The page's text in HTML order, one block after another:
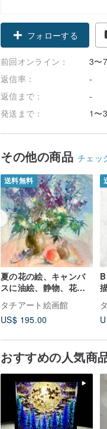
フォローする
前回オンライン：
3〜
返信率：
-
返信まで：
-
発送まで：
1〜
その他の商品 チェッ
送料無料
夏の花の絵、キャンバ
スに油絵、静物、花瓶
に青い草原の花。
タチアート絵画館
US$ 195.00
おすすめの人気商